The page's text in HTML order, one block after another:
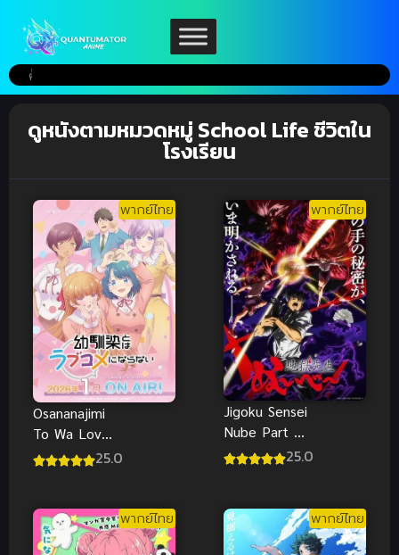
ดูหนังตามหมวดหมู่ School Life ชีวิตใน
โรงเรียน
พากย์ไทย
Osananajimi
To Wa Love
Comedy Ni25.0
พากย์ไทย
Jigoku Sensei
Nube Part 2
มืออสูรล่า 25.0
พากย์ไทย พากย์ไทย